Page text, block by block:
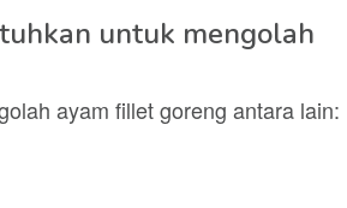
untuk mengolah
ayam fillet goreng antara lain: